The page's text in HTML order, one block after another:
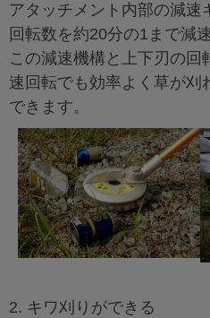
アタッチメント内部の減速
回転数を約20分の1まで減
この減速機構と上下刃の回
速回転でも効率よく草が刈
できます。
2. キワ刈りができる